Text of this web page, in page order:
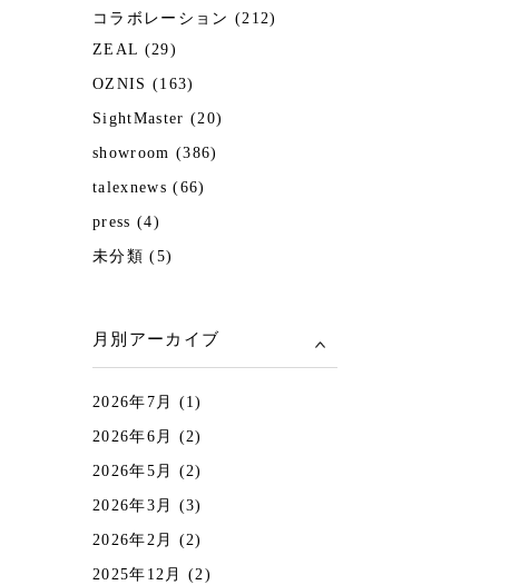
コラボレーション (212)
ZEAL (29)
OZNIS (163)
SightMaster (20)
showroom (386)
talexnews (66)
press (4)
未分類 (5)
月別アーカイブ
2026年7月 (1)
2026年6月 (2)
2026年5月 (2)
2026年3月 (3)
2026年2月 (2)
2025年12月 (2)